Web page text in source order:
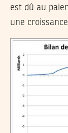
est dû au
une